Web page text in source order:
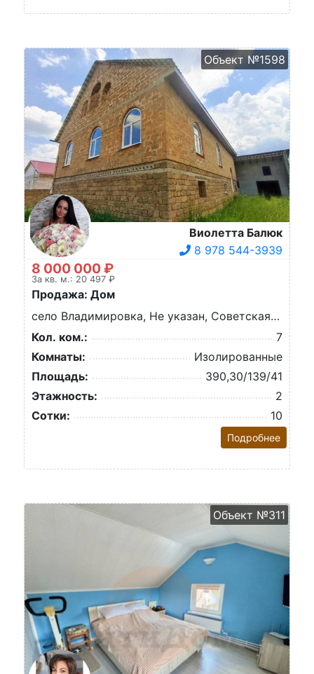
Объект №1598
Виолетта Балюк
8 978 544-3939
8 000 000 ₽
За кв. м.: 20 497 ₽
Продажа: Дом
село Владимировка, Не указан, Советская ул.
Кол. ком.:
7
Комнаты:
Изолированные
Площадь:
390,30/139/41
Этажность:
2
Сотки:
10
Подробнее
Объект №311